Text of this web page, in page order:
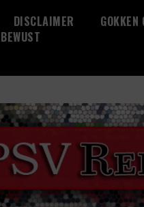
DISCLAIMER